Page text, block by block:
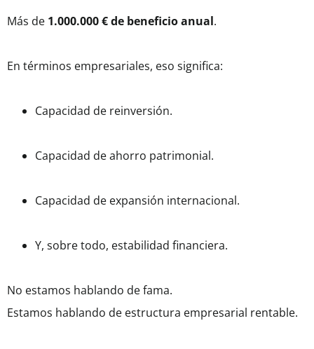
Más de 1.000.000 € de beneficio anual.
En términos empresariales, eso significa:
Capacidad de reinversión.
Capacidad de ahorro patrimonial.
Capacidad de expansión internacional.
Y, sobre todo, estabilidad financiera.
No estamos hablando de fama.
Estamos hablando de estructura empresarial rentable.